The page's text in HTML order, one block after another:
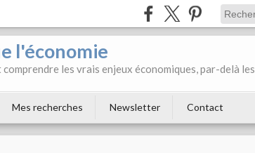
l'économie
les vrais enjeux économiques, par-delà les
Mes recherches Newsletter Contact